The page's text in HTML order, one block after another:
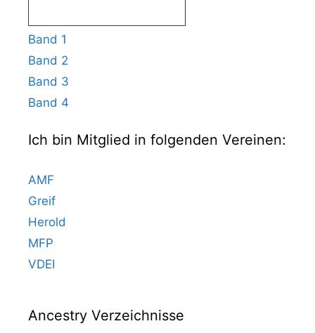
Band 1
Band 2
Band 3
Band 4
Ich bin Mitglied in folgenden Vereinen:
AMF
Greif
Herold
MFP
VDEI
Ancestry Verzeichnisse